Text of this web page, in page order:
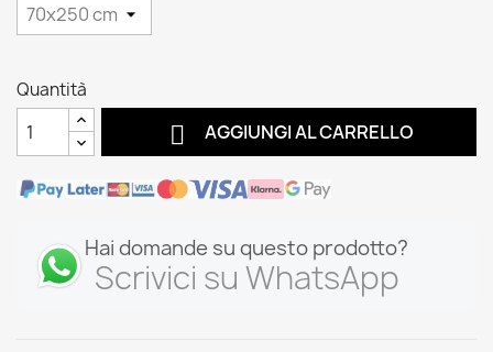
Quantità
 AGGIUNGI AL CARRELLO
Hai domande su questo prodotto?
Scrivici su WhatsApp